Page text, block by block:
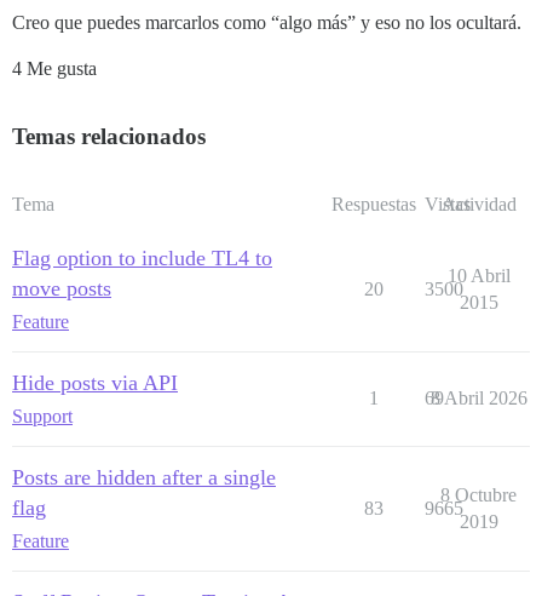
Creo que puedes marcarlos como “algo más” y eso no los ocultará.
4 Me gusta
Temas relacionados
Tema Respuestas Vistas
Actividad
Flag option to include TL4 to
move posts
Feature
20 3500
10 Abril
2015
Hide posts via API
Support
1 69
8 Abril 2026
Posts are hidden after a single
flag
Feature
83 9665
8 Octubre
2019